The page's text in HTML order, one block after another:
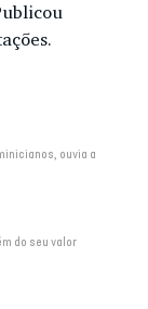
ouvia a
do seu valor